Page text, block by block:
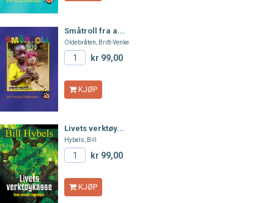
Småtroll fra a...
Oldebråten, Britt-Venke
kr 99,00
KJØP
Livets verktøy...
Hybels, Bill
kr 99,00
KJØP